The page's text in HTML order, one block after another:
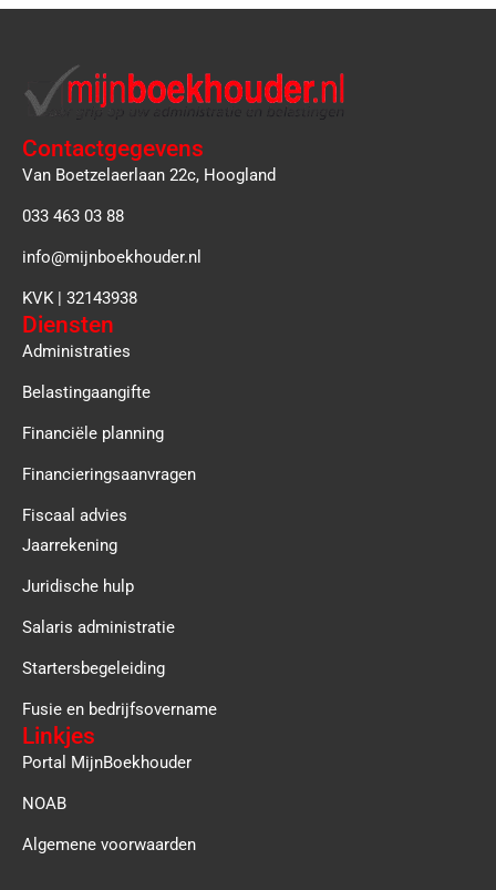
Contactgegevens
Van Boetzelaerlaan 22c, Hoogland
033 463 03 88
info@mijnboekhouder.nl
KVK | 32143938
Diensten
Administraties
Belastingaangifte
Financiële planning
Financieringsaanvragen
Fiscaal advies
Jaarrekening
Juridische hulp
Salaris administratie
Startersbegeleiding
Fusie en bedrijfsovername
Linkjes
Portal MijnBoekhouder
NOAB
Algemene voorwaarden